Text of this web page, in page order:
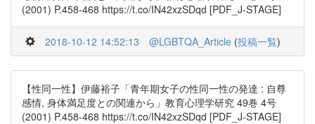
(2001) P.458-468 https://t.co/IN42xzSDqd [PDF_J-STAGE]
2018-10-12 14:52:13 @LGBTQA_Article (投稿一覧)
【性同一性】伊藤裕子「青年期女子の性同一性の発達 : 自尊
感情, 身体満足度との関連から」教育心理学研究 49巻 4号
(2001) P.458-468 https://t.co/IN42xzSDqd [PDF_J-STAGE]